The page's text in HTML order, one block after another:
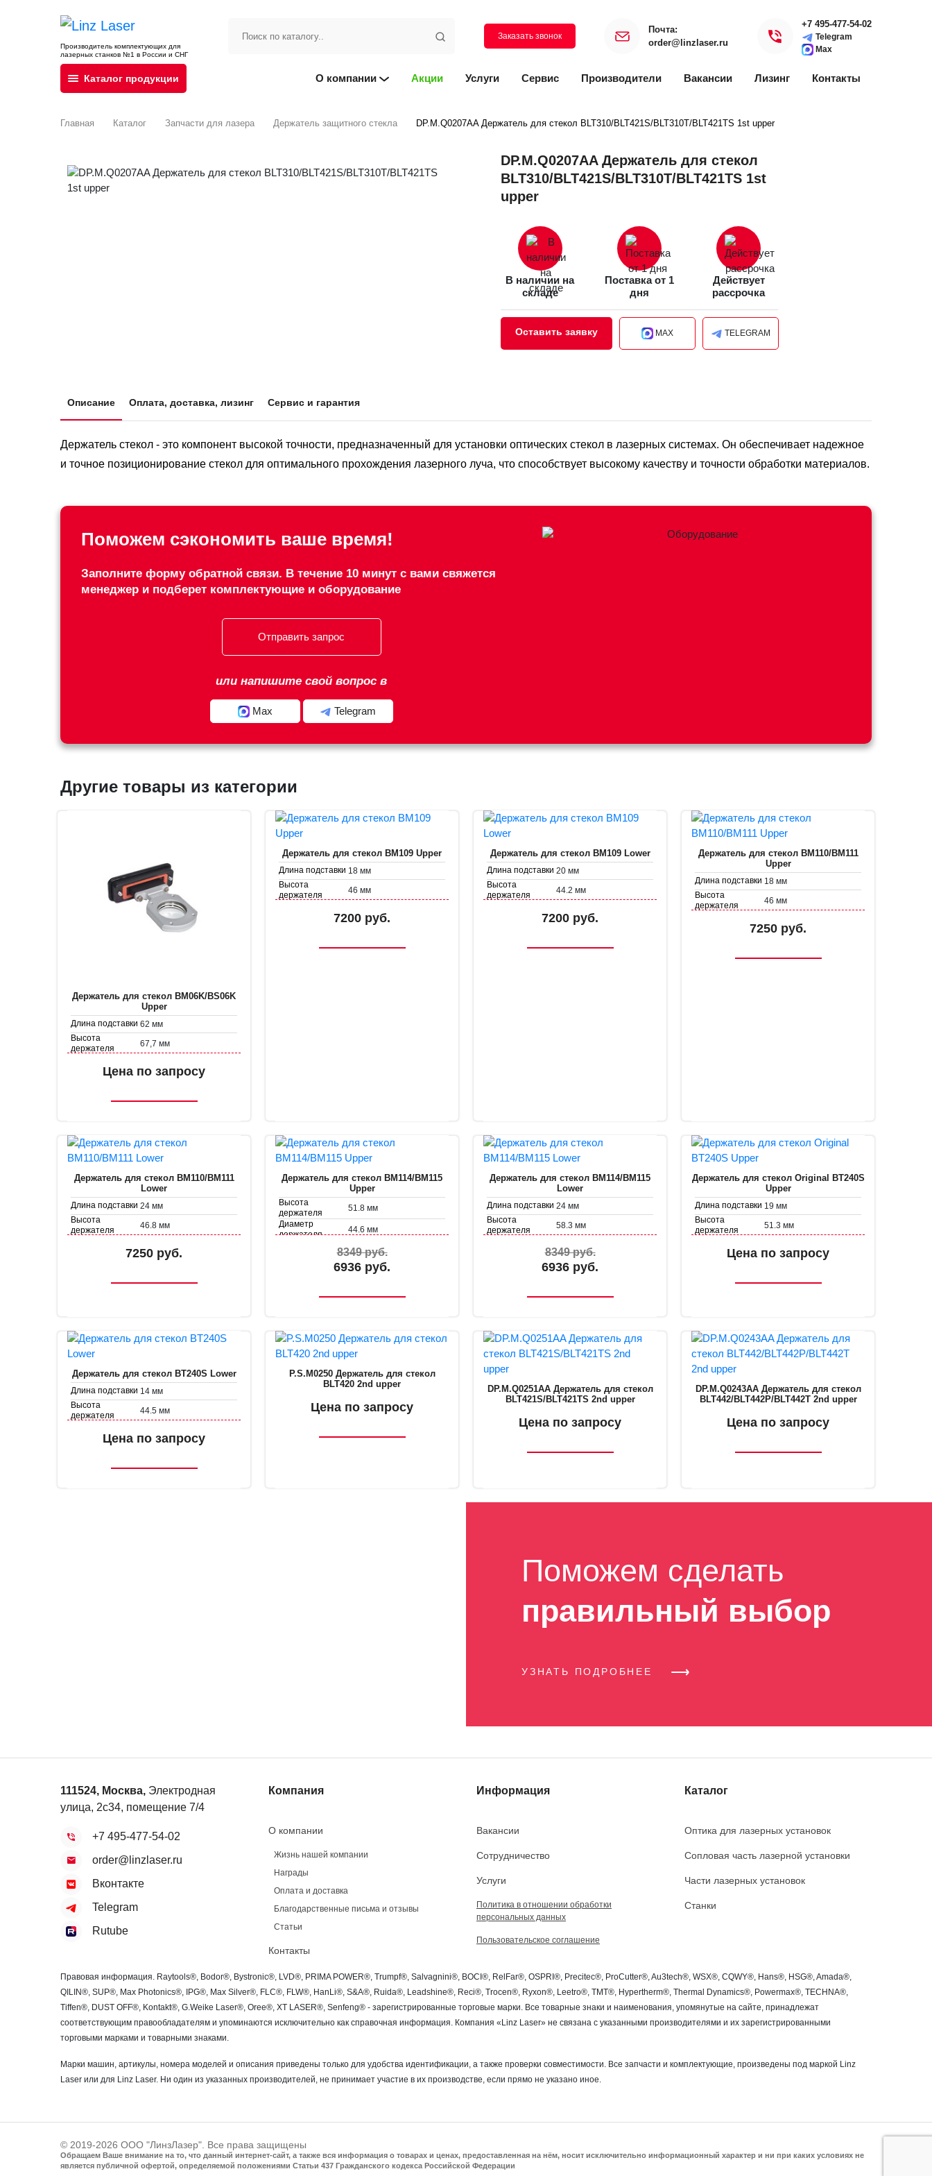
Производитель комплектующих для
лазерных станков №1 в России и СНГ
Заказать звонок
Почта:
order@linzlaser.ru
+7 495-477-54-02
Telegram
Max
Каталог продукции О компании Акции Услуги Сервис Производители Вакансии Лизинг Контакты
Главная Каталог Запчасти для лазера Держатель защитного стекла DP.M.Q0207AA Держатель для стекол BLT310/BLT421S/BLT310T/BLT421TS 1st upper
DP.M.Q0207AA Держатель для стекол
BLT310/BLT421S/BLT310T/BLT421TS 1st
upper
В наличии на
складе
Поставка от 1
дня
Действует
рассрочка
Оставить заявку MAX TELEGRAM
Описание Оплата, доставка, лизинг Сервис и гарантия
Держатель стекол - это компонент высокой точности, предназначенный для установки оптических стекол в лазерных системах. Он обеспечивает надежное
и точное позиционирование стекол для оптимального прохождения лазерного луча, что способствует высокому качеству и точности обработки материалов.
Поможем сэкономить ваше время!
Заполните форму обратной связи. В течение 10 минут с вами свяжется
менеджер и подберет комплектующие и оборудование
Отправить запрос
или напишите свой вопрос в
Max Telegram
Другие товары из категории
Держатель для стекол BM06K/BS06K
Upper
Длина подставки 62 мм
Высота
держателя
67,7 мм
держателяЦена по запросу
Держатель для стекол BM109 Upper
Длина подставки 18 мм
Высота
держателя
46 мм
7200 руб.
Держатель для стекол BM109 Lower
Длина подставки 20 мм
Высота
держателя
44.2 мм
7200 руб.
Держатель для стекол BM110/BM111
Upper
Длина подставки 18 мм
Высота
держателя
46 мм
7250 руб.
Держатель для стекол BM110/BM111
Lower
Длина подставки 24 мм
Высота
держателя
46.8 мм
7250 руб.
Держатель для стекол BM114/BM115
Upper
Высота
держателя
51.8 мм
Диаметр
держателя
44.6 мм
8349 руб.
6936 руб.
Держатель для стекол BM114/BM115
Lower
Длина подставки 24 мм
Высота
держателя
58.3 мм
48.5 мм
8349 руб.
6936 руб.
Держатель для стекол Original BT240S
Upper
Длина подставки 19 мм
Высота
держателя
51.3 мм
держателяЦена по запросу
Держатель для стекол BT240S Lower
Длина подставки 14 мм
Высота
держателя
44.5 мм
держателяЦена по запросу
P.S.M0250 Держатель для стекол
BLT420 2nd upper
Цена по запросу
DP.M.Q0251AA Держатель для стекол
BLT421S/BLT421TS 2nd upper
Цена по запросу
DP.M.Q0243AA Держатель для стекол
BLT442/BLT442P/BLT442T 2nd upper
Цена по запросу
Поможем сделать
правильный выбор
УЗНАТЬ ПОДРОБНЕЕ
111524, Москва, Электродная
улица, 2с34, помещение 7/4
+7 495-477-54-02
order@linzlaser.ru
Вконтакте
Telegram
Rutube
Компания
О компании
Жизнь нашей компании
Награды
Оплата и доставка
Благодарственные письма и отзывы
Статьи
Контакты
Информация
Вакансии
Сотрудничество
Услуги
Политика в отношении обработки
персональных данных
Пользовательское соглашение
Каталог
Оптика для лазерных установок
Сопловая часть лазерной установки
Части лазерных установок
Станки
Правовая информация. Raytools®, Bodor®, Bystronic®, LVD®, PRIMA POWER®, Trumpf®, Salvagnini®, BOCI®, RelFar®, OSPRI®, Precitec®, ProCutter®, Au3tech®, WSX®, CQWY®, Hans®, HSG®, Amada®,
QILIN®, SUP®, Max Photonics®, IPG®, Max Silver®, FLC®, FLW®, HanLi®, S&A®, Ruida®, Leadshine®, Reci®, Trocen®, Ryxon®, Leetro®, TMT®, Hypertherm®, Thermal Dynamics®, Powermax®, TECHNA®,
Tiffen®, DUST OFF®, Kontakt®, G.Weike Laser®, Oree®, XT LASER®, Senfeng® - зарегистрированные торговые марки. Все товарные знаки и наименования, упомянутые на сайте, принадлежат
соответствующим правообладателям и упоминаются исключительно как справочная информация. Компания «Linz Laser» не связана с указанными производителями и их зарегистрированными
торговыми марками и товарными знаками.
Марки машин, артикулы, номера моделей и описания приведены только для удобства идентификации, а также проверки совместимости. Все запчасти и комплектующие, произведены под маркой Linz
Laser или для Linz Laser. Ни один из указанных производителей, не принимает участие в их производстве, если прямо не указано иное.
© 2019-2026 ООО "ЛинзЛазер". Все права защищены
Обращаем Ваше внимание на то, что данный интернет-сайт, а также вся информация о товарах и ценах, предоставленная на нём, носит исключительно информационный характер и ни при каких условиях не
является публичной офертой, определяемой положениями Статьи 437 Гражданского кодекса Российской Федерации